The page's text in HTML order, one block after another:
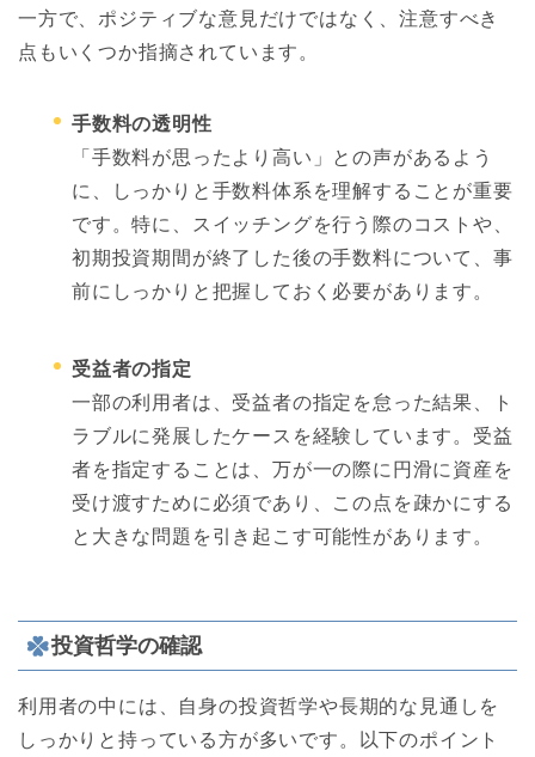
一方で、ポジティブな意見だけではなく、注意すべき
点もいくつか指摘されています。
手数料の透明性
「手数料が思ったより高い」との声があるよう
に、しっかりと手数料体系を理解することが重要
です。特に、スイッチングを行う際のコストや、
初期投資期間が終了した後の手数料について、事
前にしっかりと把握しておく必要があります。
受益者の指定
一部の利用者は、受益者の指定を怠った結果、ト
ラブルに発展したケースを経験しています。受益
者を指定することは、万が一の際に円滑に資産を
受け渡すために必須であり、この点を疎かにする
と大きな問題を引き起こす可能性があります。
投資哲学の確認
利用者の中には、自身の投資哲学や長期的な見通しを
しっかりと持っている方が多いです。以下のポイント